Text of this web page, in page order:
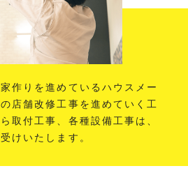
作りを進めているハウスメー
店舗改修工事を進めていく工
取付工事、各種設備工事は、
けいたします。